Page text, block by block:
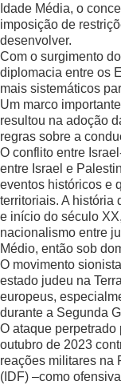
Idade Média, o
imposição de
desenvolver.
Com o surgimento
diplomacia entre os
mais sistemáticos
Um marco
resultou na adoção
regras sobre a
O conflito entre
entre Israel e
eventos históricos e
territoriais. A história
e início do século
nacionalismo entre
Médio, então sob
O movimento
estado judeu na
europeus,
durante a Segunda
O ataque
outubro de 2023
reações militares na
(IDF) –como